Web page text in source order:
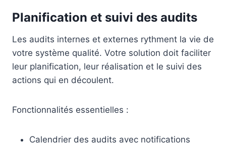
Planification et suivi des audits
Les audits internes et externes rythment la vie de
votre système qualité. Votre solution doit faciliter
leur planification, leur réalisation et le suivi des
actions qui en découlent.
Fonctionnalités essentielles :
Calendrier des audits avec notifications